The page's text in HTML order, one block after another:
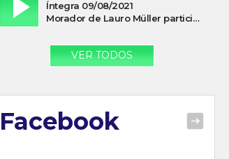
Íntegra 09/08/2021
Morador de Lauro Müller participa de motociata em apoio a Bolsonaro
VER TODOS
Facebook